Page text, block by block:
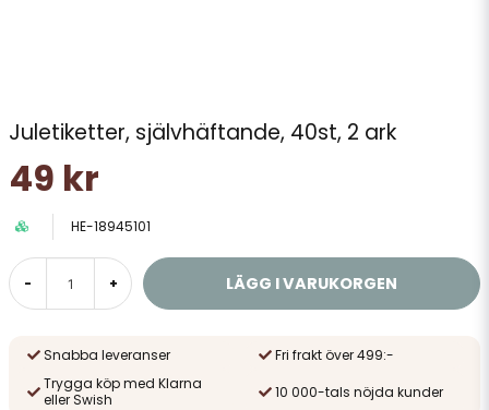
Juletiketter, självhäftande, 40st, 2 ark
49 kr
HE-18945101
- + LÄGG I VARUKORGEN
Snabba leveranser
Fri frakt över 499:-
Trygga köp med Klarna
eller Swish
10 000-tals nöjda kunder